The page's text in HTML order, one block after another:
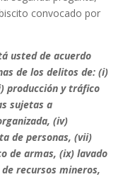
convocado por
usted de acuerdo
de los delitos de: (i)
producción y tráfico
sujetas a
(iv)
de personas, (vii)
de armas, (ix) lavado
recursos mineros,